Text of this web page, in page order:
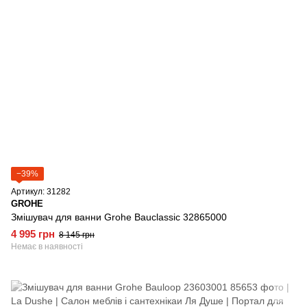
−39%
Артикул: 31282
GROHE
Змішувач для ванни Grohe Bauclassic 32865000
4 995 грн 8 145 грн
Немає в наявності